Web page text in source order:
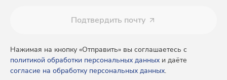
Подтвердить почту
Нажимая на кнопку «Отправить» вы соглашаетесь с
политикой обработки персональных данных и даёте
согласие на обработку персональных данных.